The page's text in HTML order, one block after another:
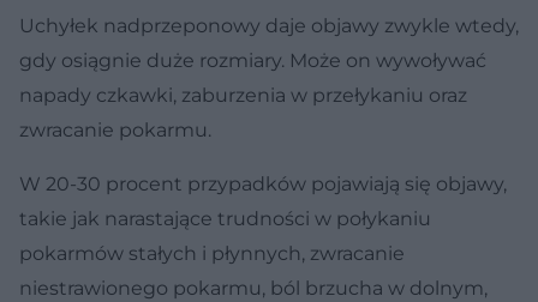
Uchyłek nadprzeponowy daje objawy zwykle wtedy,
gdy osiągnie duże rozmiary. Może on wywoływać
napady czkawki, zaburzenia w przełykaniu oraz
zwracanie pokarmu.
W 20-30 procent przypadków pojawiają się objawy,
takie jak narastające trudności w połykaniu
pokarmów stałych i płynnych, zwracanie
niestrawionego pokarmu, ból brzucha w dolnym,